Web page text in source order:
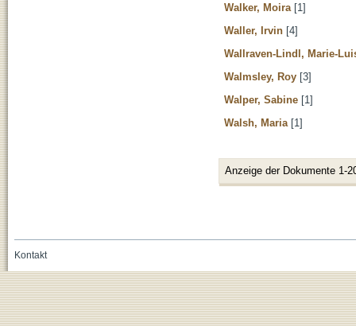
Walker, Moira [1]
Waller, Irvin [4]
Wallraven-Lindl, Marie-
Walmsley, Roy [3]
Walper, Sabine [1]
Walsh, Maria [1]
Anzeige der Dokumente 1-
Kontakt